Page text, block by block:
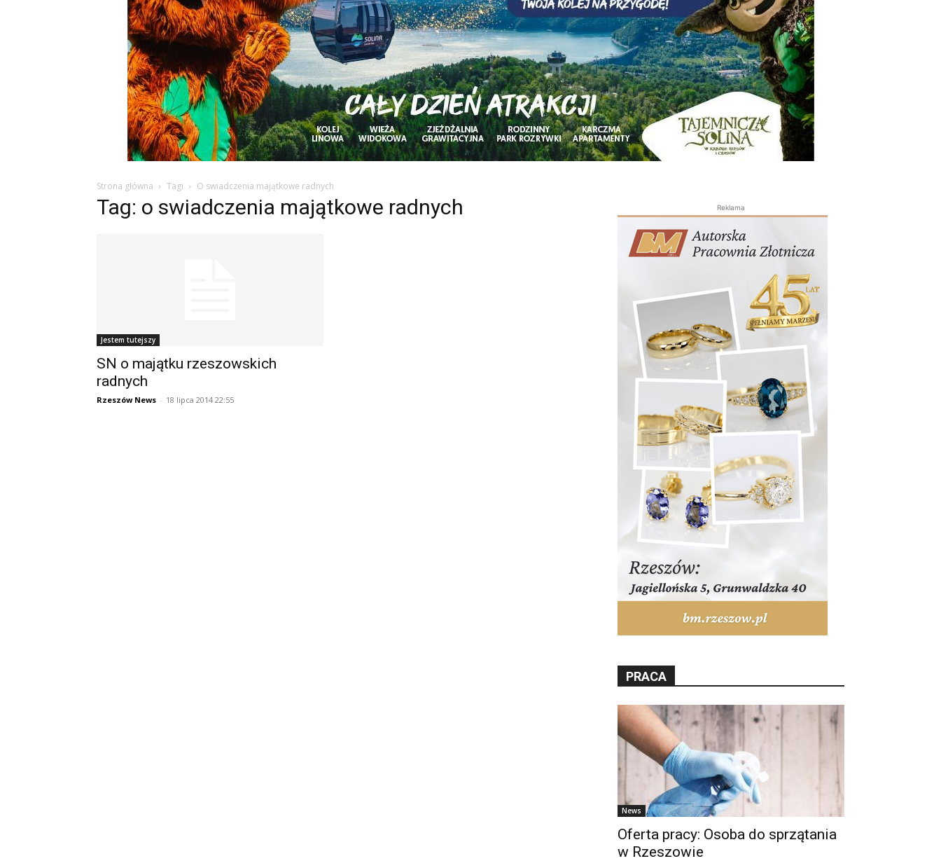
Strona główna Tagi O swiadczenia majątkowe radnych
Tag: o swiadczenia majątkowe radnych
Jestem tutejszy
SN o majątku rzeszowskich
radnych
Rzeszów News - 18 lipca 2014 22:55
Reklama
PRACA
News
Oferta pracy: Osoba do sprzątania
w Rzeszowie